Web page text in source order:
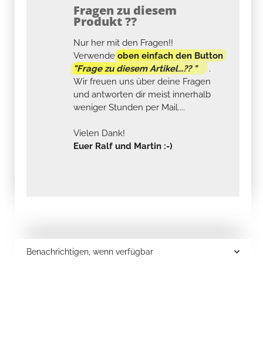
Fragen zu diesem
Produkt ??
Nur her mit den Fragen!!
Verwendeoben einfach den Button
"Frage zu diesem Artikel...?? "
.
Wir freuen uns über deine Fragen
und antworten dir meist innerhalb
weniger Stunden per Mail....
Vielen Dank!
Euer Ralf und Martin :-)
Benachrichtigen, wenn verfügbar